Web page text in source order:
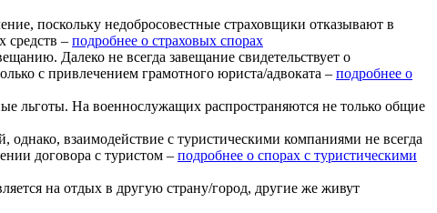
поскольку недобросовестные страховщики отказывают в
средств – подробнее о страховых спорах
Далеко не всегда завещание свидетельствует о
с привлечением грамотного юриста/адвоката – подробнее о
льготы. На военнослужащих распространяются не только общие
взаимодействие с туристическими компаниями не всегда
договора с туристом – подробнее о спорах с туристическими
на отдых в другую страну/город, другие же живут